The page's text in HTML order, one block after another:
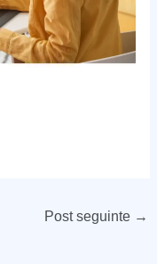
Post seguinte →